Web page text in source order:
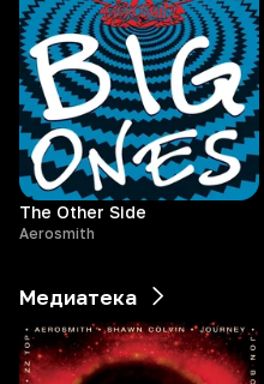
The Other Side
Aerosmith
Медиатека